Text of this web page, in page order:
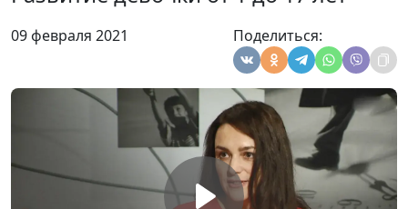
09 февраля 2021 Поделиться:
семейным
взаимоотношениям
Мама и папа в жизни
Анна Богатская,
Ольга Лебедева,
психолог
#646
Папа и мама в жизни
Анна Богатская,
Ольга Лебедева,
#645